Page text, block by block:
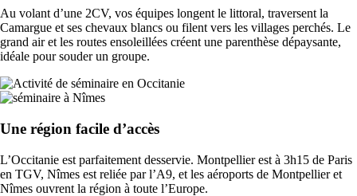
Au volant d’une 2CV, vos équipes longent le littoral, traversent la
Camargue et ses chevaux blancs ou filent vers les villages perchés. Le
grand air et les routes ensoleillées créent une parenthèse dépaysante,
idéale pour souder un groupe.
Une région facile d’accès
L’Occitanie est parfaitement desservie. Montpellier est à 3h15 de Paris
en TGV, Nîmes est reliée par l’A9, et les aéroports de Montpellier et
Nîmes ouvrent la région à toute l’Europe.